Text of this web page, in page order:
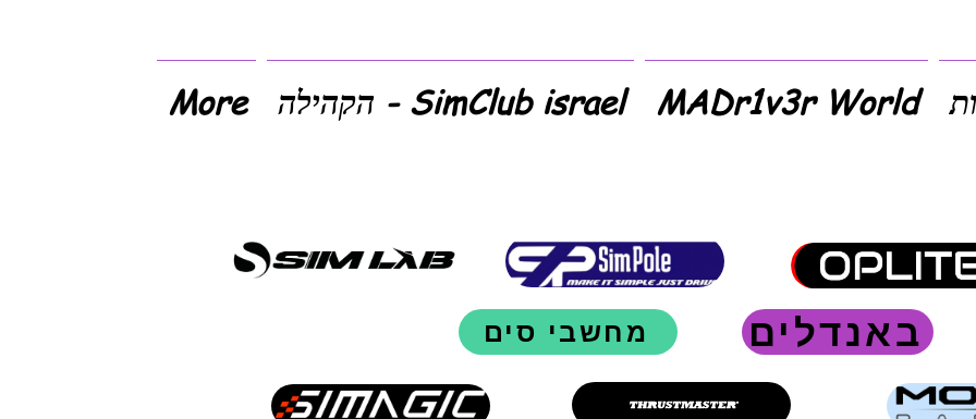
MADr1v3r World SimClub israel - הקהילה More
מחשבי סים באנדלים